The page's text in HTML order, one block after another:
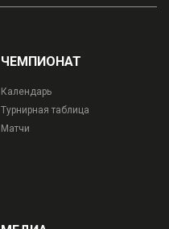
ЧЕМПИОНАТ
Календарь
Турнирная таблица
Матчи